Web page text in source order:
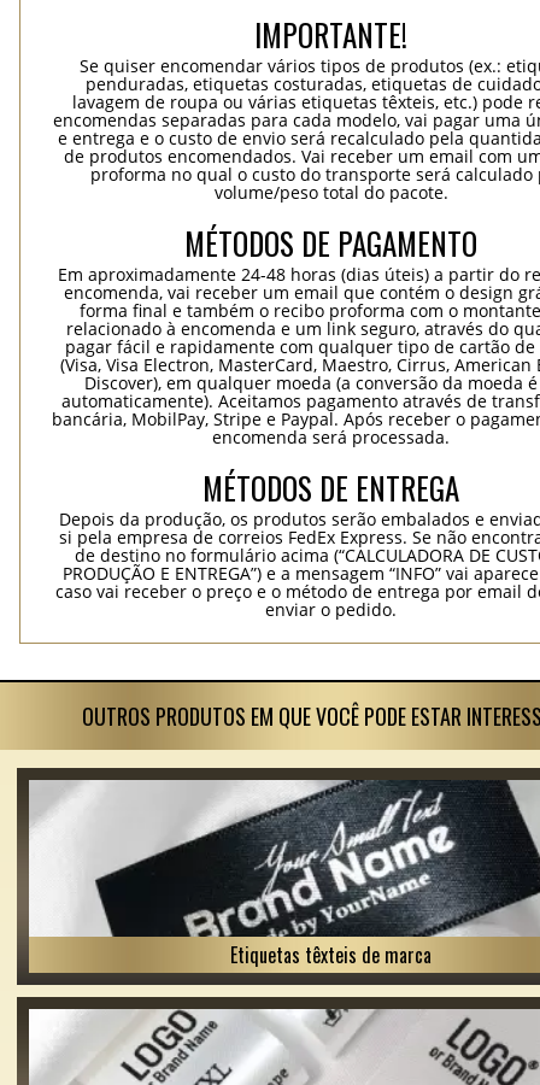
IMPORTANTE!
Se quiser encomendar vários tipos de produtos (ex.:
penduradas, etiquetas costuradas, etiquetas de
lavagem de roupa ou várias etiquetas têxteis, etc.) pode
encomendas separadas para cada modelo, vai pagar uma
e entrega e o custo de envio será recalculado pela
de produtos encomendados. Vai receber um email com
proforma no qual o custo do transporte será calculado
volume/peso total do pacote.
MÉTODOS DE PAGAMENTO
Em aproximadamente 24-48 horas (dias úteis) a partir do
encomenda, vai receber um email que contém o design
forma final e também o recibo proforma com o
relacionado à encomenda e um link seguro, através do
pagar fácil e rapidamente com qualquer tipo de cartão
(Visa, Visa Electron, MasterCard, Maestro, Cirrus, American
Discover), em qualquer moeda (a conversão da moeda
automaticamente). Aceitamos pagamento através de
bancária, MobilPay, Stripe e Paypal. Após receber o
encomenda será processada.
MÉTODOS DE ENTREGA
Depois da produção, os produtos serão embalados e
si pela empresa de correios FedEx Express. Se não
de destino no formulário acima (“CALCULADORA DE
PRODUÇÃO E ENTREGA”) e a mensagem “INFO” vai
caso vai receber o preço e o método de entrega por email
enviar o pedido.
OUTROS PRODUTOS EM QUE VOCÊ PODE ESTAR
Etiquetas têxteis de marca